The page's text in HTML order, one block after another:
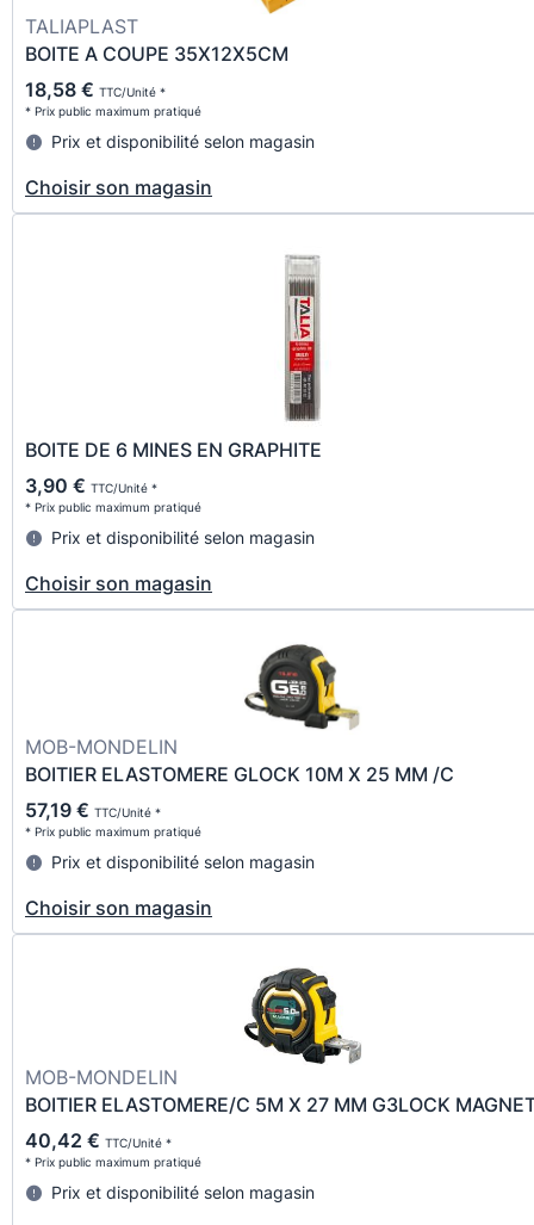
TALIAPLAST
BOITE A COUPE 35X12X5CM
18,58 € TTC/Unité *
* Prix public maximum pratiqué
Prix et disponibilité selon magasin
Choisir son magasin
BOITE DE 6 MINES EN GRAPHITE
3,90 € TTC/Unité *
* Prix public maximum pratiqué
Prix et disponibilité selon magasin
Choisir son magasin
MOB-MONDELIN
BOITIER ELASTOMERE GLOCK 10M X 25 MM /C
57,19 € TTC/Unité *
* Prix public maximum pratiqué
Prix et disponibilité selon magasin
Choisir son magasin
MOB-MONDELIN
BOITIER ELASTOMERE/C 5M X 27 MM G3LOCK
40,42 € TTC/Unité *
* Prix public maximum pratiqué
Prix et disponibilité selon magasin